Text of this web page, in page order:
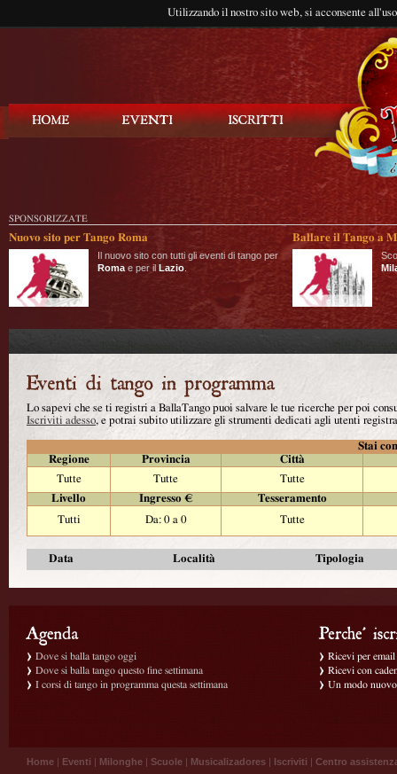
Utilizzando il nostro sito web, si acconsente
SPONSORIZZATE
Nuovo sito per Tango Roma
Il nuovo sito con tutti gli eventi di tango per
Roma e per il Lazio
Ballare il Tango a
Lo sapevi che se ti registri a BallaTango puoi salvare le tue ricerche per poi
Iscriviti adesso, e potrai subito utilizzare gli strumenti dedicati agli utenti
Stai
Regione
Provincia
Città
Tutte
Tutte
Tutte
Livello
Ingresso €
Tesseramento
Tutti
Da: 0 a 0 Tutte
Data Località Tipologia
Dove si balla tango oggi
Dove si balla tango questo fine settimana
I corsi di tango in programma questa settimana
Ricevi per
Ricevi con
Un modo
Home | Eventi | Milonghe | Scuole | Musicalizadores | Iscriviti | Centro